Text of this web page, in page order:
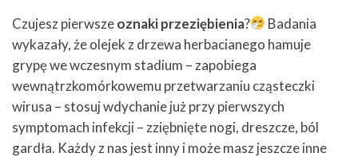
Czujesz pierwszeoznaki przeziębienia?
Badania
wykazały, że olejek z drzewa herbacianego hamuje
grypę we wczesnym stadium – zapobiega
wewnątrzkomórkowemu przetwarzaniu cząsteczki
wirusa – stosuj wdychanie już przy pierwszych
symptomach infekcji – zziębnięte nogi, dreszcze, ból
gardła. Każdy z nas jest inny i może masz jeszcze inne